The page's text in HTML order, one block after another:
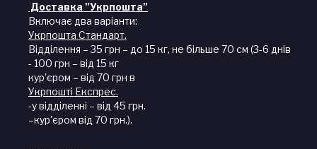
Доставка "Укрпошта"
Включає два варіанти:
Укрпошта Стандарт.
Відділення – 35 грн – до 15 кг, не більше 70 см (3-6 днів
- 100 грн – від 15 кг
кур'єром – від 70 грн в
Укрпошті Експрес.
-у відділенні – від 45 грн.
–кур'єром від 70 грн.).